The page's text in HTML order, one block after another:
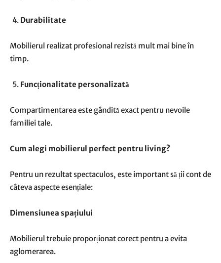
Durabilitate
Mobilierul realizat profesional rezistă mult mai bine în
timp.
Funcționalitate personalizată
Compartimentarea este gândită exact pentru nevoile
familiei tale.
Cum alegi mobilierul perfect pentru living?
Pentru un rezultat spectaculos, este important să ții cont de
câteva aspecte esențiale:
Dimensiunea spațiului
Mobilierul trebuie proporționat corect pentru a evita
aglomerarea.